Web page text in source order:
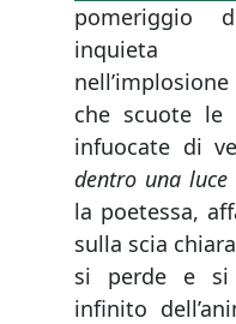
pomeriggio
inquieta
che scuote le
infuocate di
dentro una luce
la poetessa,
sulla scia
si perde e si
infinito